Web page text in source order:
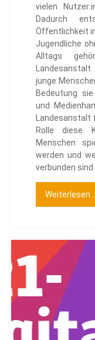
vielen
Dadurch
Öffentlichkeit
Jugendliche
Alltags
junge
Bedeutung
und
Rolle diese
Menschen
werden und
verbunden sind.
Weiterlesen ...